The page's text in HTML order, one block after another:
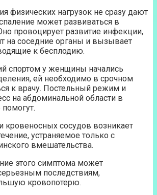
физических нагрузок не сразу дают
может развиваться в
провоцирует развитие инфекции,
на соседние органы и вызывает
к бесплодию.
спортом у женщины начались
ей необходимо в срочном
к врачу. Постельный режим и
на абдоминальной области в
сосудов возникает
устраняемое только с
вмешательства.
этого симптома может
последствиям,
кровопотерю.